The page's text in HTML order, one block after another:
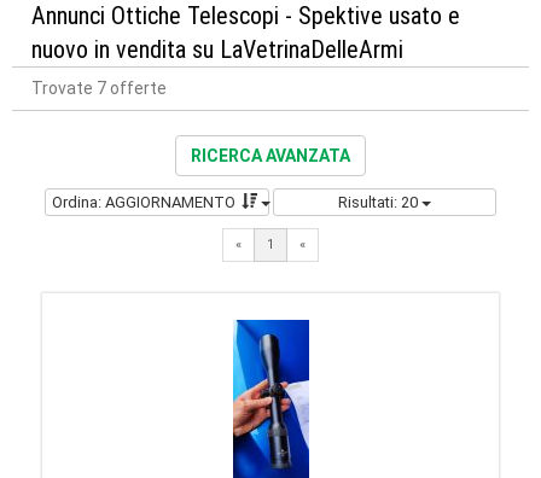
Annunci Ottiche Telescopi - Spektive usato e
nuovo in vendita su LaVetrinaDelleArmi
Trovate 7 offerte
RICERCA AVANZATA
Ordina: AGGIORNAMENTO Risultati: 20
« 1 «